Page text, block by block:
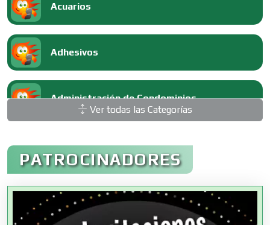
Acuarios
Adhesivos
Administración de Condominios
Administración de Empresas
Agencias Aduanales
Ver todas las Categorías
PATROCINADORES